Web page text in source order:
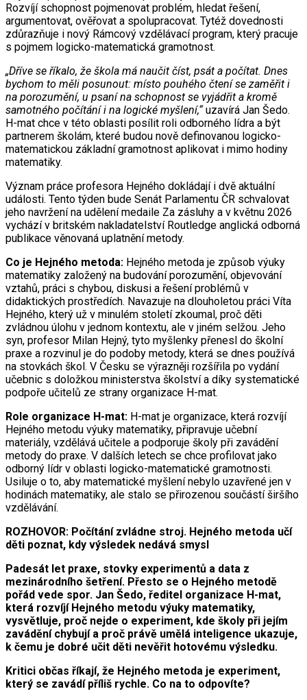
Rozvíjí schopnost pojmenovat problém, hledat řešení,
argumentovat, ověřovat a spolupracovat. Tytéž dovednosti
zdůrazňuje i nový Rámcový vzdělávací program, který pracuje
s pojmem logicko-matematická gramotnost.
„Dříve se říkalo, že škola má naučit číst, psát a počítat. Dnes
bychom to měli posunout: místo pouhého čtení se zaměřit i
na porozumění, u psaní na schopnost se vyjádřit a kromě
samotného počítání i na logické myšlení,“uzavírá Jan Šedo.
H-mat chce v této oblasti posílit roli odborného lídra a být
partnerem školám, které budou nově definovanou logicko-
matematickou základní gramotnost aplikovat i mimo hodiny
matematiky.
Význam práce profesora Hejného dokládají i dvě aktuální
události. Tento týden bude Senát Parlamentu ČR schvalovat
jeho navržení na udělení medaile Za zásluhy a v květnu 2026
vychází v britském nakladatelství Routledge anglická odborná
publikace věnovaná uplatnění metody.
Co je Hejného metoda: Hejného metoda je způsob výuky
matematiky založený na budování porozumění, objevování
vztahů, práci s chybou, diskusi a řešení problémů v
didaktických prostředích. Navazuje na dlouholetou práci Víta
Hejného, který už v minulém století zkoumal, proč děti
zvládnou úlohu v jednom kontextu, ale v jiném selžou. Jeho
syn, profesor Milan Hejný, tyto myšlenky přenesl do školní
praxe a rozvinul je do podoby metody, která se dnes používá
na stovkách škol. V Česku se výrazněji rozšířila po vydání
učebnic s doložkou ministerstva školství a díky systematické
podpoře učitelů ze strany organizace H-mat.
Role organizace H-mat: H-mat je organizace, která rozvíjí
Hejného metodu výuky matematiky, připravuje učební
materiály, vzdělává učitele a podporuje školy při zavádění
metody do praxe. V dalších letech se chce profilovat jako
odborný lídr v oblasti logicko-matematické gramotnosti.
Usiluje o to, aby matematické myšlení nebylo uzavřené jen v
hodinách matematiky, ale stalo se přirozenou součástí širšího
vzdělávání.
ROZHOVOR: Počítání zvládne stroj. Hejného metoda učí
děti poznat, kdy výsledek nedává smysl
Padesát let praxe, stovky experimentů a data z
mezinárodního šetření. Přesto se o Hejného metodě
pořád vede spor. Jan Šedo, ředitel organizace H-mat,
která rozvíjí Hejného metodu výuky matematiky,
vysvětluje, proč nejde o experiment, kde školy při jejím
zavádění chybují a proč právě umělá inteligence ukazuje,
k čemu je dobré učit děti nevěřit hotovému výsledku.
Kritici občas říkají, že Hejného metoda je experiment,
který se zavádí příliš rychle. Co na to odpovíte?